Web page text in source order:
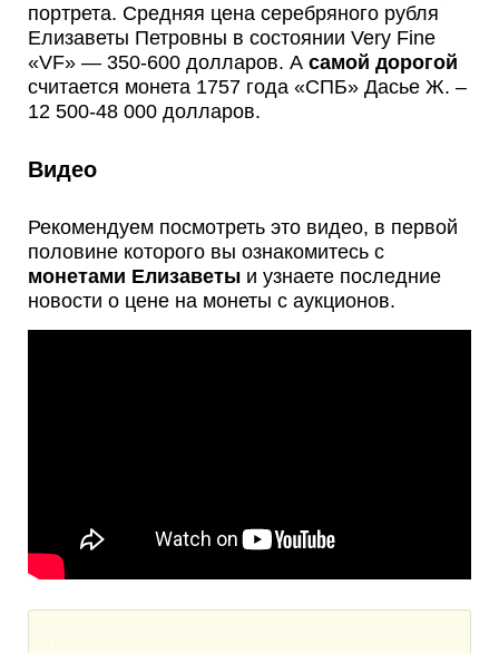
портрета. Средняя цена серебряного рубля
Елизаветы Петровны в состоянии Very Fine
«VF» — 350-600 долларов. А самой дорогой
считается монета 1757 года «СПБ» Дасье Ж. –
12 500-48 000 долларов.
Видео
Рекомендуем посмотреть это видео, в первой
половине которого вы ознакомитесь с
монетами Елизаветы и узнаете последние
новости о цене на монеты с аукционов.